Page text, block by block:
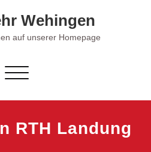
Wehingen
auf unserer Homepage
Schalte Navigation
RTH Landung